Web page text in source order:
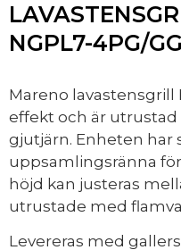
NGPL7-4PG/
Mareno lavastensgrill
effekt och är
gjutjärn. Enheten har
uppsamlingsränna
höjd kan justeras
utrustade med
Levereras med